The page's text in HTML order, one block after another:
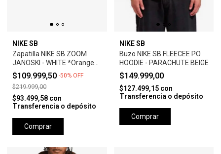
NIKE SB
Zapatilla NIKE SB ZOOM
JANOSKI - WHITE *Orange
Label*
$109.999,50 -50% OFF
$219.999,00
$93.499,58 con
Transferencia o depósito
Comprar
NIKE SB
Buzo NIKE SB FLEECEE PO
HOODIE - PARACHUTE BEIGE
$149.999,00
$127.499,15 con
Transferencia o depósito
Comprar